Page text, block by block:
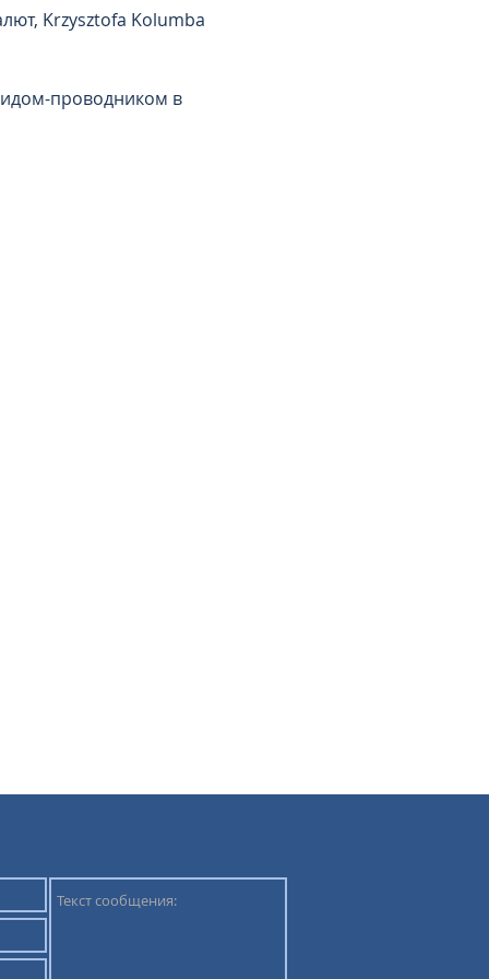
Krzysztofa Kolumba
проводником в